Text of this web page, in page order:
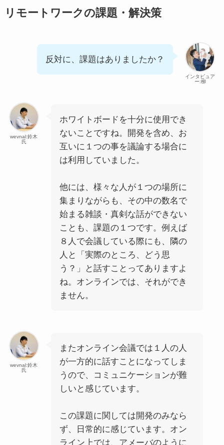
リモートワークの課題・解決策
インタビュア
ー:柳
反対に、課題はありましたか？
wevnal:鈴木
氏
ホワイトボードを十分に使用でき
ないことですね。開発を含め、お
互いに１つの事を議論する場合に
は利用していました。
他には、様々な人が１つの場所に
集まりながらも、その中の数名で
始まる雑談・真剣な話ができない
ことも、課題の１つです。例えば
８人で会議している際にも、隣の
人と「実際のところ、どう思
う？」と話すことってありますよ
ね。オンラインでは、それができ
ません。
wevnal:鈴木
氏
またオンライン会議では１人の人
が一方的に話すことになってしま
うので、コミュニケーションが難
しいと感じています。
この課題に関しては開発のみなら
ず、日常的に感じています。オン
ライン上では、アメーバのように